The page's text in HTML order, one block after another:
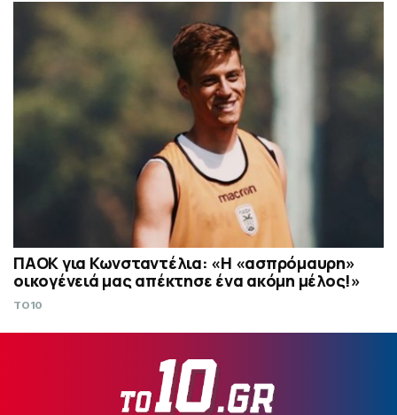
ΠΑΟΚ για Κωνσταντέλια: «Η «ασπρόμαυρη»
οικογένειά μας απέκτησε ένα ακόμη μέλος!»
TO10